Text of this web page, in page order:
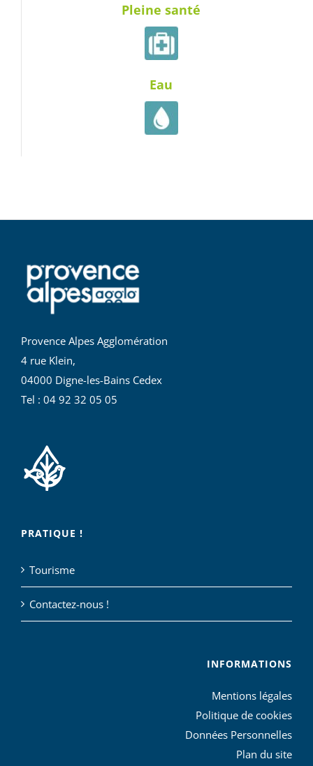
Pleine santé
Eau
Provence Alpes Agglomération
4 rue Klein,
04000 Digne-les-Bains Cedex
Tel : 04 92 32 05 05
PRATIQUE !
Tourisme
Contactez-nous !
INFORMATIONS
Mentions légales
Politique de cookies
Données Personnelles
Plan du site